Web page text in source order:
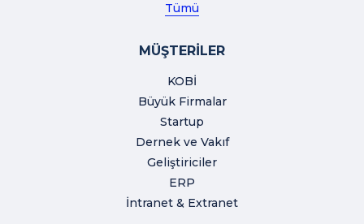
Tümü
MÜŞTERİLER
KOBİ
Büyük Firmalar
Startup
Dernek ve Vakıf
Geliştiriciler
ERP
İntranet & Extranet